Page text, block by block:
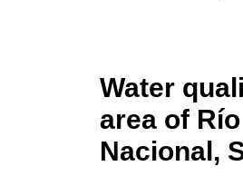
Water
area of
Nacional,